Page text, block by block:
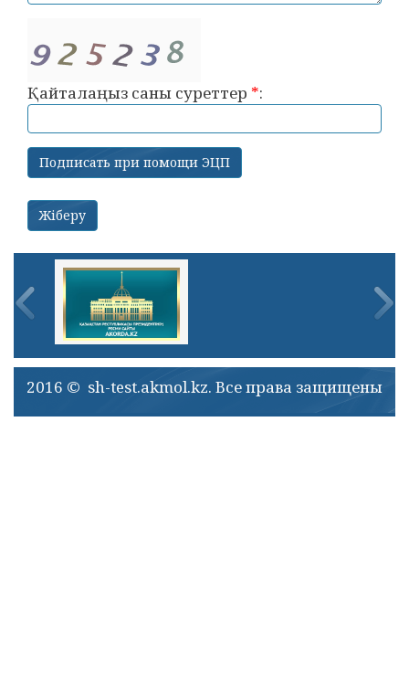
Қайталаңыз саны суреттер *:
2016 © sh-test.akmol.kz. Все права защищены